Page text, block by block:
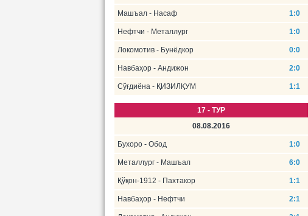
Машъал - Насаф 1:0
Нефтчи - Металлург 1:0
Локомотив - Бунёдкор 0:0
Навбаҳор - Андижон 2:0
Сўғдиёна - ҚИЗИЛҚУМ 1:1
17 - ТУР
08.08.2016
Бухоро - Обод 1:0
Металлург - Машъал 6:0
Қўқон-1912 - Пахтакор 1:1
Навбаҳор - Нефтчи 2:1